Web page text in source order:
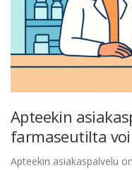
Apteekin
farmaseutilta voi
Apteekin asiakaspalvelu